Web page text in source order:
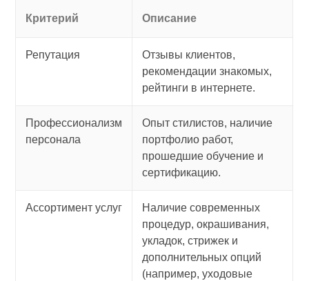
Критерий Описание
Репутация
Отзывы клиентов,
рекомендации знакомых,
рейтинги в интернете.
Профессионализм
персонала
Опыт стилистов, наличие
портфолио работ,
прошедшие обучение и
сертификацию.
Ассортимент услуг
Наличие современных
процедур, окрашивания,
укладок, стрижек и
дополнительных опций
(например, уходовые